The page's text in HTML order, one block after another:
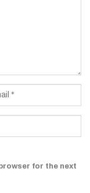
for the next